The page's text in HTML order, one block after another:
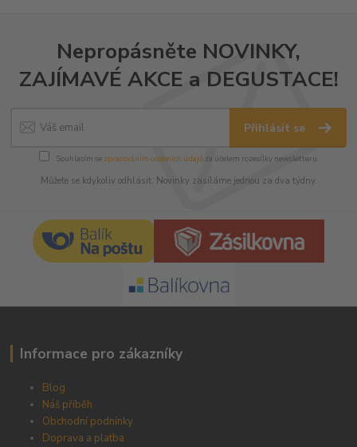
Nepropásněte NOVINKY,
ZAJÍMAVÉ AKCE a DEGUSTACE!
Přihlásit se
Souhlasím se zpracováním osobních údajůza účelem rozesílky newsletteru.
Můžete se kdykoliv odhlásit. Novinky zasíláme jednou za dva týdny.
Informace pro zákazníky
Blog
Náš příběh
Obchodní podnínky
Doprava a platba